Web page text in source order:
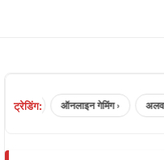
ट्रेडिंग:
भरतपुर › ऑनलाइन गेमिंग › अलवर ›